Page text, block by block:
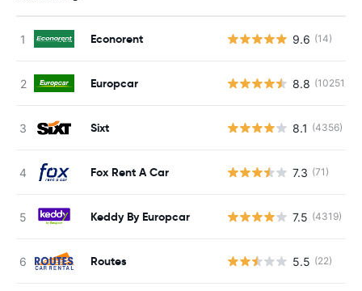
Econorent 9.6 (14)
Europcar 8.8 (10251)
Sixt 8.1 (4356)
Fox Rent A Car 7.3 (71)
Keddy By Europcar 7.5 (4319)
Routes 5.5 (22)